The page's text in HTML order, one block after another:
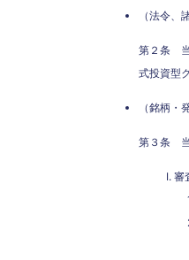
（法令、
第２条 当
式投資型
（銘柄・
第３条 当
審